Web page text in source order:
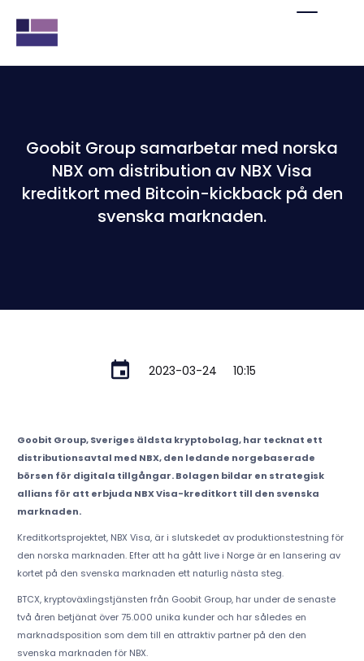
Goobit Group samarbetar med norska
NBX om distribution av NBX Visa
kreditkort med Bitcoin-kickback på den
svenska marknaden.
2023-03-24 10:15
Goobit Group, Sveriges äldsta kryptobolag, har tecknat ett
distributionsavtal med NBX, den ledande norgebaserade
börsen för digitala tillgångar. Bolagen bildar en strategisk
allians för att erbjuda NBX Visa-kreditkort till den svenska
marknaden.
Kreditkortsprojektet, NBX Visa, är i slutskedet av produktionstestning för
den norska marknaden. Efter att ha gått live i Norge är en lansering av
kortet på den svenska marknaden ett naturlig nästa steg.
BTCX, kryptoväxlingstjänsten från Goobit Group, har under de senaste
två åren betjänat över 75.000 unika kunder och har således en
marknadsposition som dem till en attraktiv partner på den den
svenska marknaden för NBX.